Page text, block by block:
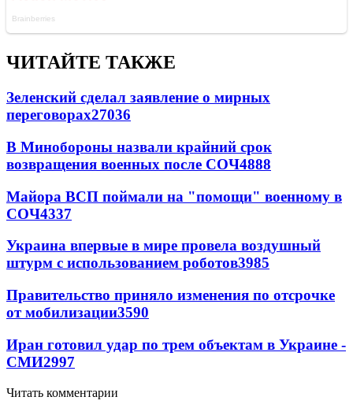
ЧИТАЙТЕ ТАКЖЕ
Зеленский сделал заявление о мирных
переговорах27036
В Минобороны назвали крайний срок
возвращения военных после СОЧ4888
Майора ВСП поймали на "помощи" военному в
СОЧ4337
Украина впервые в мире провела воздушный
штурм с использованием роботов3985
Правительство приняло изменения по отсрочке
от мобилизации3590
Иран готовил удар по трем объектам в Украине -
СМИ2997
Читать комментарии